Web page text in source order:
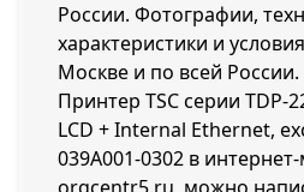
России. Фотографии,
характеристики и
Москве и по всей
Принтер TSC серии TDP-
LCD + Internal Ethernet,
039A001-0302 в